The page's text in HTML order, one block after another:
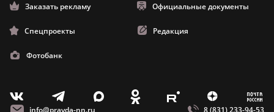
Заказать рекламу Официальные документы
Спецпроекты Редакция
Фотобанк
V T X O E Z m